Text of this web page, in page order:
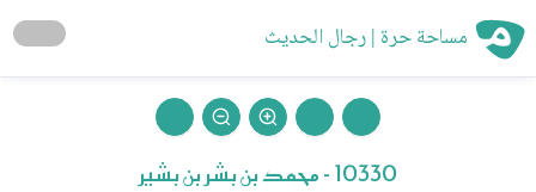
مساحة حرة | رجال الحديث
10330 - محمد بن بشر بن بشير